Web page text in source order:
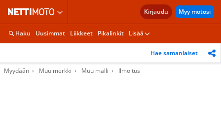
Kirjaudu Myy motosi
Haku Uusimmat Liikkeet Pikalinkit Lisää
Hae samanlaiset
Myydään Muu merkki Muu malli Ilmoitus